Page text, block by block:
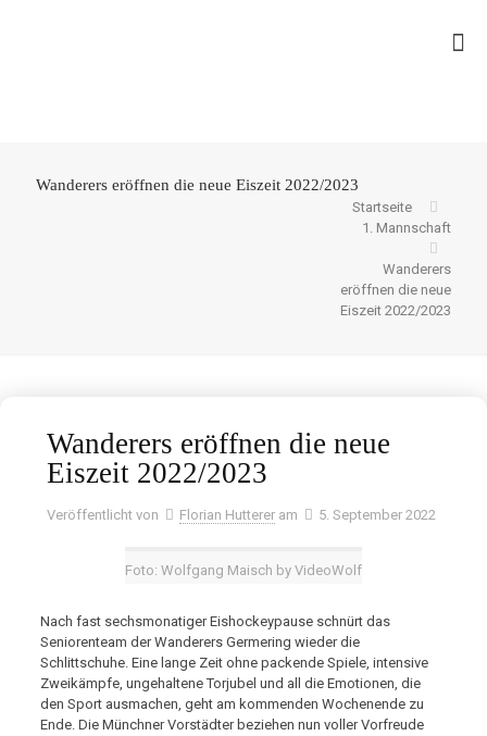
Wanderers eröffnen die neue Eiszeit 2022/2023
Startseite
1. Mannschaft
Wanderers
eröffnen die neue
Eiszeit 2022/2023
Wanderers eröffnen die neue
Eiszeit 2022/2023
Veröffentlicht von Florian Hutterer am 5. September 2022
Foto: Wolfgang Maisch by VideoWolf
Nach fast sechsmonatiger Eishockeypause schnürt das
Seniorenteam der Wanderers Germering wieder die
Schlittschuhe. Eine lange Zeit ohne packende Spiele, intensive
Zweikämpfe, ungehaltene Torjubel und all die Emotionen, die
den Sport ausmachen, geht am kommenden Wochenende zu
Ende. Die Münchner Vorstädter beziehen nun voller Vorfreude